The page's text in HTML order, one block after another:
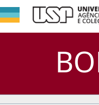
DSpace/